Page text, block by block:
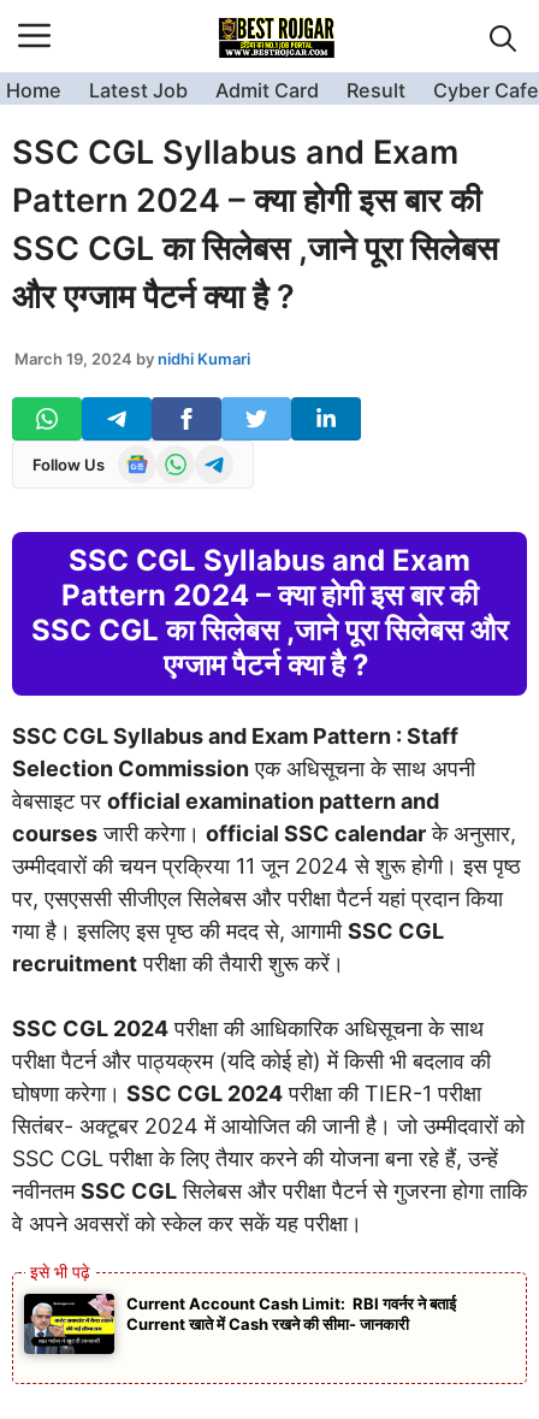
to
content
Home Latest Job Admit Card Result Cyber Cafe
SSC CGL Syllabus and Exam
Pattern 2024 – क्या होगी इस बार की
SSC CGL का सिलेबस ,जाने पूरा सिलेबस
और एग्जाम पैटर्न क्या है ?
March 19, 2024 bynidhi Kumari
Follow Us
SSC CGL Syllabus and Exam
Pattern 2024 – क्या होगी इस बार की
SSC CGL का सिलेबस ,जाने पूरा सिलेबस और
एग्जाम पैटर्न क्या है ?
SSC CGL Syllabus and Exam Pattern : Staff
Selection Commissionएक अधिसूचना के साथ अपनी
वेबसाइट पर official examination pattern and
coursesजारी करेगा। official SSC calendarके अनुसार,
उम्मीदवारों की चयन प्रक्रिया 11 जून 2024 से शुरू होगी। इस पृष्ठ
पर, एसएससी सीजीएल सिलेबस और परीक्षा पैटर्न यहां प्रदान किया
गया है। इसलिए इस पृष्ठ की मदद से, आगामीSSC CGL
recruitmentपरीक्षा की तैयारी शुरू करें।
SSC CGL 2024परीक्षा की आधिकारिक अधिसूचना के साथ
परीक्षा पैटर्न और पाठ्यक्रम (यदि कोई हो) में किसी भी बदलाव की
घोषणा करेगा। SSC CGL 2024परीक्षा की TIER-1 परीक्षा
सितंबर- अक्टूबर 2024 में आयोजित की जानी है। जो उम्मीदवारों को
SSC CGL परीक्षा के लिए तैयार करने की योजना बना रहे हैं, उन्हें
नवीनतमSSC CGLसिलेबस और परीक्षा पैटर्न से गुजरना होगा ताकि
वे अपने अवसरों को स्केल कर सकें यह परीक्षा।
Current Account Cash Limit: RBI गवर्नर ने बताई
Current खाते में Cash रखने की सीमा- जानकारी